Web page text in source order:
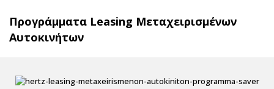
Προγράμματα Leasing Μεταχειρισμένων
Αυτοκινήτων